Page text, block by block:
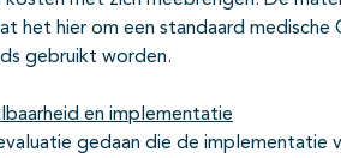
het hier om een standaard medische
gebruikt worden.
en implementatie
gedaan die de implementatie